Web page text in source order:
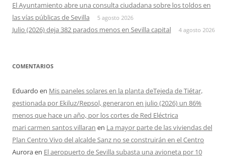
El Ayuntamiento abre una consulta ciudadana sobre los toldos en
las vías públicas de Sevilla
5 agosto 2026
Julio (2026) deja 382 parados menos en Sevilla capital 4 agosto 2026
COMENTARIOS
Eduardo en Mis paneles solares en la planta deTejeda de Tiétar,
gestionada por Ekiluz/Repsol, generaron en julio (2026) un 86%
menos que hace un año, por los cortes de Red Eléctrica
mari carmen santos villaran en La mayor parte de las viviendas del
Plan Centro Vivo del alcalde Sanz no se construirán en el Centro
Auroraen El aeropuerto de Sevilla subasta una avioneta por 10